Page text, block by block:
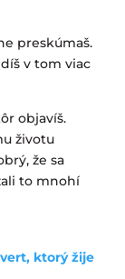
preskúmaš.
v tom viac
objavíš.
životu
že sa
to mnohí
ktorý žije